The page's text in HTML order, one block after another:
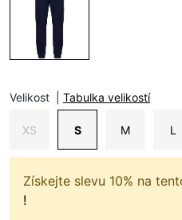
Velikost Tabulka velikostí
XS S M L
Získejte slevu 10% na
!